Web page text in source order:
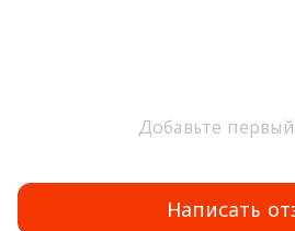
Добавьте
Написать